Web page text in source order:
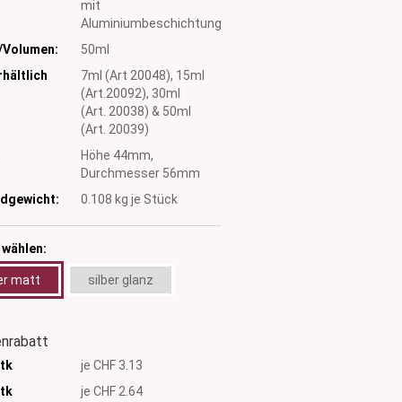
mit
Aluminiumbeschichtung
Volumen:
50ml
7ml (Art 20048), 15ml
(Art.20092), 30ml
(Art. 20038) & 50ml
(Art. 20039)
Höhe 44mm,
Durchmesser 56mm
0.108 kg je Stück
matt silber glanz
je CHF 3.13
je CHF 2.64